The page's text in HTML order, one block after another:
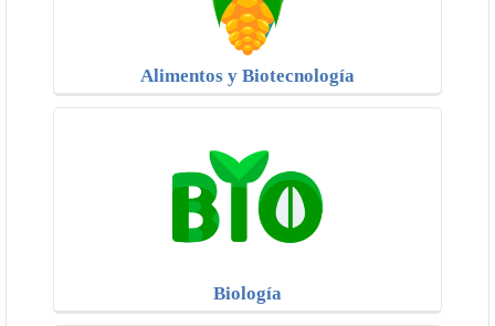
Alimentos y Biotecnología
Biología